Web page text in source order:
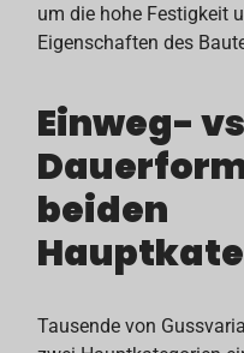
um die hohe Festigkeit
Eigenschaften des
Einweg-
beiden
Tausende von